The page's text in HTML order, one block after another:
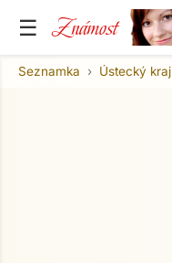
☰ Známost
Seznamka Ústecký kraj